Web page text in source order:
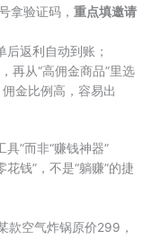
拿验证码，​ ​重点填邀请
后返利自动到账；
再从“高佣金商品”里选
金比例高，容易出
”而非“赚钱神器”
钱”，不是“躺赚”的捷
款空气炸锅原价299，